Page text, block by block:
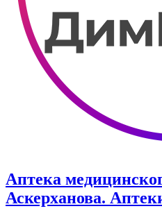
Аптека
Аскерханова.